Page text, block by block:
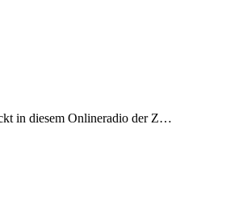
in diesem Onlineradio der Z…